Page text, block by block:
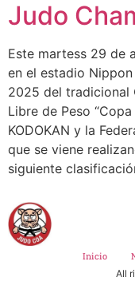
Judo
Este martess 29 de
en el estadio
2025 del tradicional
Libre de Peso
KODOKAN y la
que se viene
siguiente
Inicio
All